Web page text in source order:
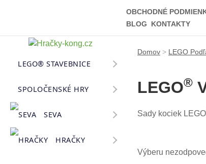
OBCHODNÉ
BLOG
KONTAKTY
LEGO® STAVEBNICE
SPOLOČENSKÉ HRY
SEVA
HRAČKY
Domov > LEGO
LEGO®
Sady kociek LEGO
Výberu